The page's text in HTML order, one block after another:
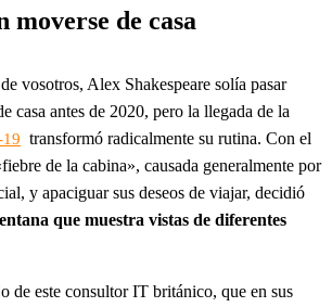
moverse de casa
vosotros, Alex Shakespeare solía pasar
casa antes de 2020, pero la llegada de la
transformó radicalmente su rutina. Con el
de la cabina», causada generalmente por
y apaciguar sus deseos de viajar, decidió
que muestra vistas de diferentes
de este consultor IT británico, que en sus